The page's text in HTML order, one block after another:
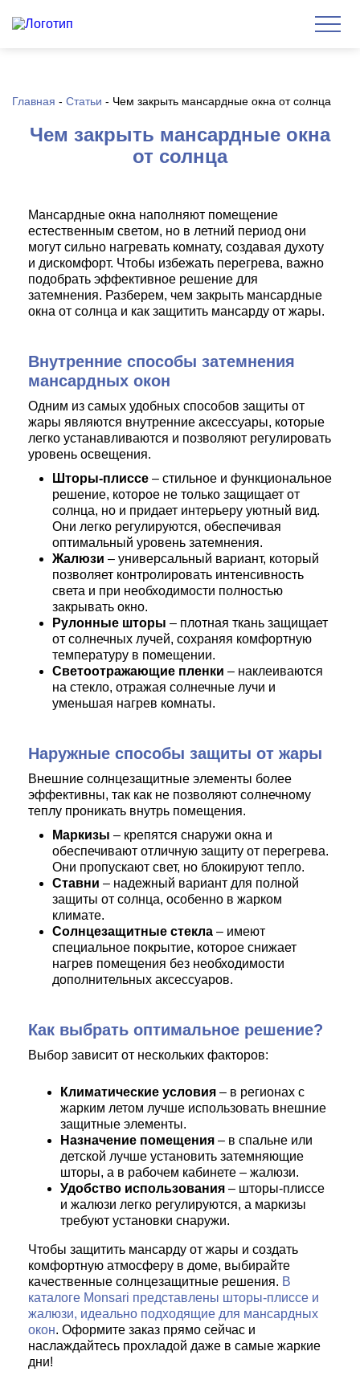
Главная - Статьи - Чем закрыть мансардные окна от солнца
Чем закрыть мансардные окна
от солнца
Мансардные окна наполняют помещение
естественным светом, но в летний период они
могут сильно нагревать комнату, создавая духоту
и дискомфорт. Чтобы избежать перегрева, важно
подобрать эффективное решение для
затемнения. Разберем, чем закрыть мансардные
окна от солнца и как защитить мансарду от жары.
Внутренние способы затемнения
мансардных окон
Одним из самых удобных способов защиты от
жары являются внутренние аксессуары, которые
легко устанавливаются и позволяют регулировать
уровень освещения.
Шторы-плиссе – стильное и функциональное
решение, которое не только защищает от
солнца, но и придает интерьеру уютный вид.
Они легко регулируются, обеспечивая
оптимальный уровень затемнения.
Жалюзи – универсальный вариант, который
позволяет контролировать интенсивность
света и при необходимости полностью
закрывать окно.
Рулонные шторы – плотная ткань защищает
от солнечных лучей, сохраняя комфортную
температуру в помещении.
Светоотражающие пленки – наклеиваются
на стекло, отражая солнечные лучи и
уменьшая нагрев комнаты.
Наружные способы защиты от жары
Внешние солнцезащитные элементы более
эффективны, так как не позволяют солнечному
теплу проникать внутрь помещения.
Маркизы – крепятся снаружи окна и
обеспечивают отличную защиту от перегрева.
Они пропускают свет, но блокируют тепло.
Ставни – надежный вариант для полной
защиты от солнца, особенно в жарком
климате.
Солнцезащитные стекла – имеют
специальное покрытие, которое снижает
нагрев помещения без необходимости
дополнительных аксессуаров.
Как выбрать оптимальное решение?
Выбор зависит от нескольких факторов:
Климатические условия – в регионах с
жарким летом лучше использовать внешние
защитные элементы.
Назначение помещения – в спальне или
детской лучше установить затемняющие
шторы, а в рабочем кабинете – жалюзи.
Удобство использования – шторы-плиссе
и жалюзи легко регулируются, а маркизы
требуют установки снаружи.
Чтобы защитить мансарду от жары и создать
комфортную атмосферу в доме, выбирайте
качественные солнцезащитные решения. В
каталоге Monsari представлены шторы-плиссе и
жалюзи, идеально подходящие для мансардных
окон. Оформите заказ прямо сейчас и
наслаждайтесь прохладой даже в самые жаркие
дни!